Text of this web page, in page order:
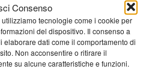
Consenso
tecnologie come i cookie per
del dispositivo. Il consenso a
dati come il comportamento di
Non acconsentire o ritirare il
su alcune caratteristiche e funzioni.
2026
i servizi